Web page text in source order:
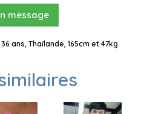
message
ans, Thaïlande, 165cm et 47kg